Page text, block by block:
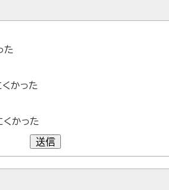
た
かった
くかった
送信